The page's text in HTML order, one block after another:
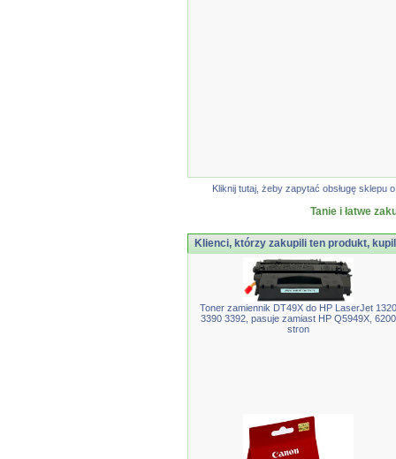
Kliknij tutaj, żeby zapytać obsługę
Tanie i łatwe
Klienci, którzy zakupili ten produkt,
Toner zamiennik DT49X do HP LaserJet 1320
3390 3392, pasuje zamiast HP Q5949X, 6200
stron